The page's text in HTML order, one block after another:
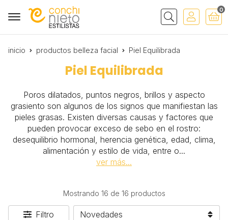
Buscar
0
inicio productos belleza facial Piel Equilibrada
Piel Equilibrada
Poros dilatados, puntos negros, brillos y aspecto
grasiento son algunos de los signos que manifiestan las
pieles grasas. Existen diversas causas y factores que
pueden provocar exceso de sebo en el rostro:
desequilibrio hormonal, herencia genética, edad, clima,
alimentación y estilo de vida, entre o...
ver más...
Mostrando 16 de 16 productos
Filtro